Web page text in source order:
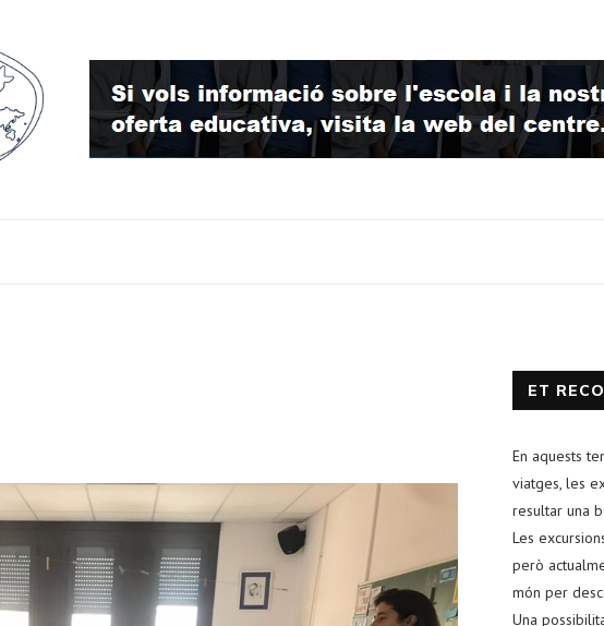
ET
En aquests
viatges, les
resultar una
Les
però
món per
Una